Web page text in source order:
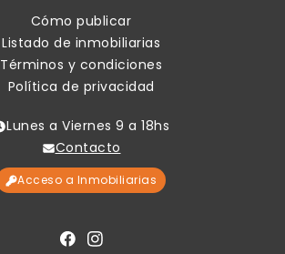
Cómo publicar
Listado de inmobiliarias
Términos y condiciones
Política de privacidad
Lunes a Viernes 9 a 18hs
Contacto
Acceso a Inmobiliarias